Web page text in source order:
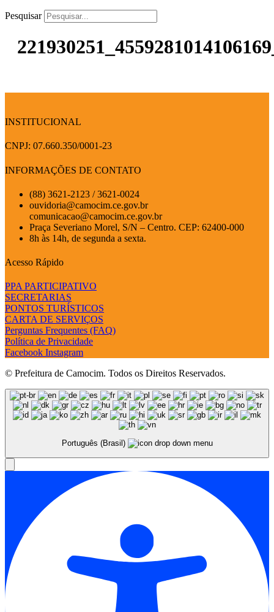
Pesquisar
INSTITUCIONAL
CNPJ: 07.660.350/0001-23
INFORMAÇÕES DE CONTATO
(88) 3621-2123 / 3621-0024
ouvidoria@camocim.ce.gov.br
comunicacao@camocim.ce.gov.br
Praça Severiano Morel, S/N – Centro. CEP: 62400-000
8h às 14h, de segunda a sexta.
Acesso Rápido
PPA PARTICIPATIVO
SECRETARIAS
PONTOS TURÍSTICOS
CARTA DE SERVIÇOS
Perguntas Frequentes (FAQ)
Política de Privacidade
Facebook Instagram
© Prefeitura de Camocim. Todos os Direitos Reservados.
Português (Brasil)